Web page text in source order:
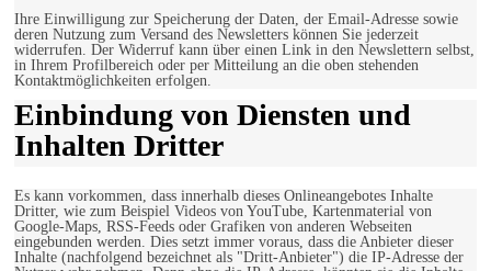
Ihre Einwilligung zur Speicherung der Daten, der Email-Adresse sowie
deren Nutzung zum Versand des Newsletters können Sie jederzeit
widerrufen. Der Widerruf kann über einen Link in den Newslettern selbst,
in Ihrem Profilbereich oder per Mitteilung an die oben stehenden
Kontaktmöglichkeiten erfolgen.
Einbindung von Diensten und
Inhalten Dritter
Es kann vorkommen, dass innerhalb dieses Onlineangebotes Inhalte
Dritter, wie zum Beispiel Videos von YouTube, Kartenmaterial von
Google-Maps, RSS-Feeds oder Grafiken von anderen Webseiten
eingebunden werden. Dies setzt immer voraus, dass die Anbieter dieser
Inhalte (nachfolgend bezeichnet als "Dritt-Anbieter") die IP-Adresse der